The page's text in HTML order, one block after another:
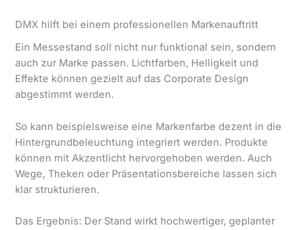
DMX hilft bei einem professionellen Markenauftritt
Ein Messestand soll nicht nur funktional sein, sondern
auch zur Marke passen. Lichtfarben, Helligkeit und
Effekte können gezielt auf das Corporate Design
abgestimmt werden.
So kann beispielsweise eine Markenfarbe dezent in die
Hintergrundbeleuchtung integriert werden. Produkte
können mit Akzentlicht hervorgehoben werden. Auch
Wege, Theken oder Präsentationsbereiche lassen sich
klar strukturieren.
Das Ergebnis: Der Stand wirkt hochwertiger, geplanter